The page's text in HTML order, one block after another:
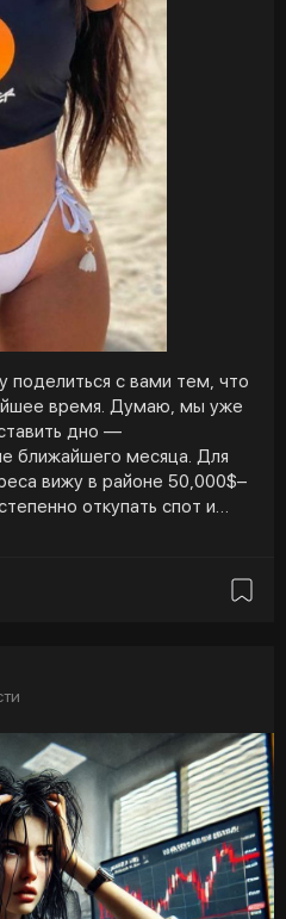
поделиться с вами тем, что
время. Думаю, мы уже
дно —
ближайшего месяца. Для
вижу в районе 50,000$–
откупать спот и
что в прошлом цикле после
около
терять веру, и именно в
лучшие точки для
начали писать, что BTC
настроениям сразу
Я один из немногих, кто
ещё рано, но дно уже